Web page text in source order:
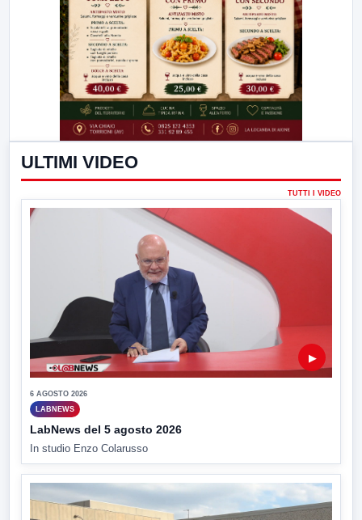
ULTIMI VIDEO
TUTTI I VIDEO
▶
6 AGOSTO 2026
LABNEWS
LabNews del 5 agosto 2026
In studio Enzo Colarusso